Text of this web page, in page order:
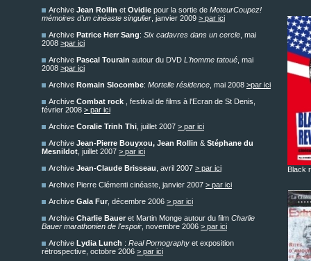
Archive Jean Rollin et Ovidie pour la sortie de MoteurCoupez!
mémoires d'un cinéaste singulier , janvier 2009 > par ici
Archive Patrice Herr Sang: Six cadavres dans un cercle , mai
2008 >par ici
Archive Pascal Tourain autour du DVD L'homme tatoué , mai
2008 >par ici
Archive Romain Slocombe: Mortelle résidence , mai 2008 >par ici
Archive Combat rock , festival de films à l'Ecran de St Denis,
février 2008 > par ici
Archive Coralie Trinh Thi , juillet 2007 > par ici
Archive Jean-Pierre Bouyxou, Jean Rollin & Stéphane du
Mesnildot , juillet 2007 > par ici
Archive Jean-Claude Brisseau , avril 2007 > par ici
Archive Pierre Clémenti cinéaste, janvier 2007 > par ici
Archive Gala Fur , décembre 2006 > par ici
Archive Charlie Bauer et Martin Monge autour du film Charlie
Bauer marathonien de l'espoir , novembre 2006 > par ici
Archive Lydia Lunch : Real Pornography et exposition
rétrospective, octobre 2006 > par ici
Black